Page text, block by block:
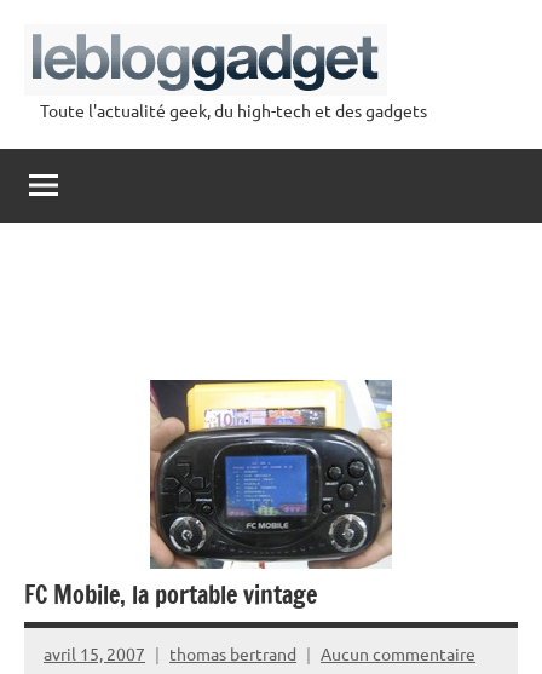
contenu
lebloggadget
Toute l'actualité geek, du high-tech et des gadgets
FC Mobile, la portable vintage
avril 15, 2007 thomas bertrand Aucun commentaire